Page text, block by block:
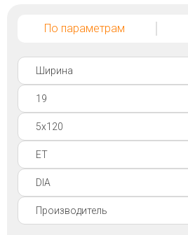
Покупателям
Контакты
Войти на сайт
+7(812)317-
17-
52
По параметрам